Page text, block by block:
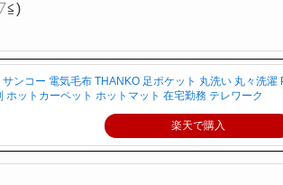
ンコー 電気毛布 THANKO 足ポケット 丸洗い 丸々洗濯
ホットカーペット ホットマット 在宅勤務 テレワーク
楽天で購入